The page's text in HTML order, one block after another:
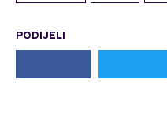
PODIJELI